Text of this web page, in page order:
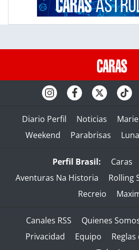
Diario Perfil Noticias
Weekend
Parabrisas
Perfil Brasil: Caras
Aventuras Na Historia
Rolling
Recreio
Canales RSS Quienes
Privacidad
Equipo